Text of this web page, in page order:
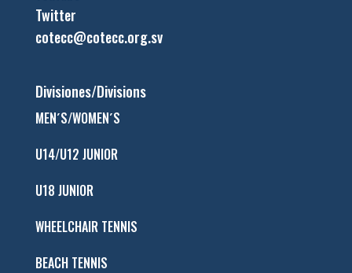
Twitter
cotecc@cotecc.org.sv
Divisiones/Divisions
MEN´S/WOMEN´S
U14/U12 JUNIOR
U18 JUNIOR
WHEELCHAIR TENNIS
BEACH TENNIS